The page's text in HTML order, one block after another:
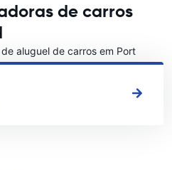
de carros
aluguel de carros em Port